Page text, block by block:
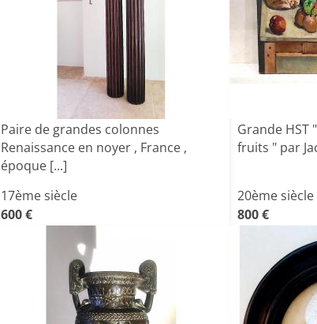
Paire de grandes colonnes
Renaissance en noyer , France ,
époque [...]
17ème siècle
600 €
Grande HST
fruits " par
20ème siècle
800 €